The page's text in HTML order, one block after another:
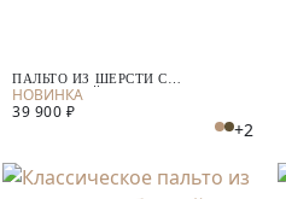
ПАЛЬТО ИЗ ШЕРСТИ С
МЕМБРАНОЙ
39 900 ₽
+2